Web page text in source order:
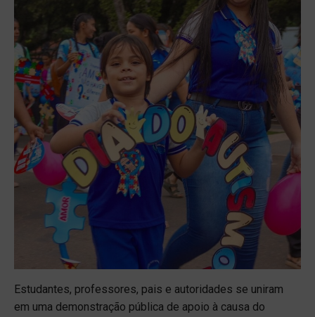
Estudantes, professores, pais e autoridades se uniram
em uma demonstração pública de apoio à causa do